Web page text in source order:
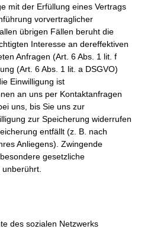
mit der Erfüllung eines Vertrags
vorvertraglicher
übrigen Fällen beruht die
Interesse an dereffektiven
Anfragen (Art. 6 Abs. 1 lit. f
(Art. 6 Abs. 1 lit. a DSGVO)
Einwilligung ist
an uns per Kontaktanfragen
uns, bis Sie uns zur
zur Speicherung widerrufen
entfällt (z. B. nach
Anliegens). Zwingende
gesetzliche
des sozialen Netzwerks